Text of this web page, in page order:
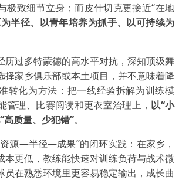
极致细节立身；而皮什切克更接近“在地
半径、以青年培养为抓手、以可持续为
历过多特蒙德的高水平对抗，深知顶级舞
择家乡俱乐部或本土项目，并不意味着降
转化为方法：把一线经验拆解为训练模
管理、比赛阅读和更衣室治理上， 以“小
高质量、少犯错”。
源—半径—成果”的闭环实践：在家乡，
本更低，教练能快速对训练负荷与战术微
员在熟悉环境里更容易稳定输出，成长曲